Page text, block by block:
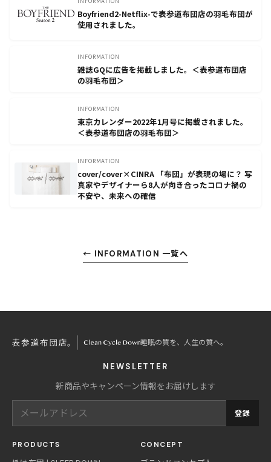
Boyfriend2-Netflix-で表参道布団店の羽毛布団が
使用されました。
INFORMATION
雑誌GQに広告を掲載しました。＜表参道布団店
の羽毛布団＞
INFORMATION
東京カレンダー2022年1月号に掲載されました。
＜表参道布団店の羽毛布団＞
INFORMATION
cover/cover×CINRA 「布団」が表現の場に？ 写
真家やデザイナーら8人が向き合ったコロナ禍の
不安や、未来への確信
← INFORMATION 一覧へ
睡眠の質を、人生の質へ。
NEWSLETTER
新商品やキャンペーン情報をお届けします
登録
PRODUCTS
CONCEPT